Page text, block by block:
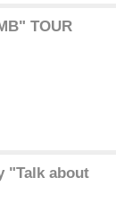
TOUR
"Talk about